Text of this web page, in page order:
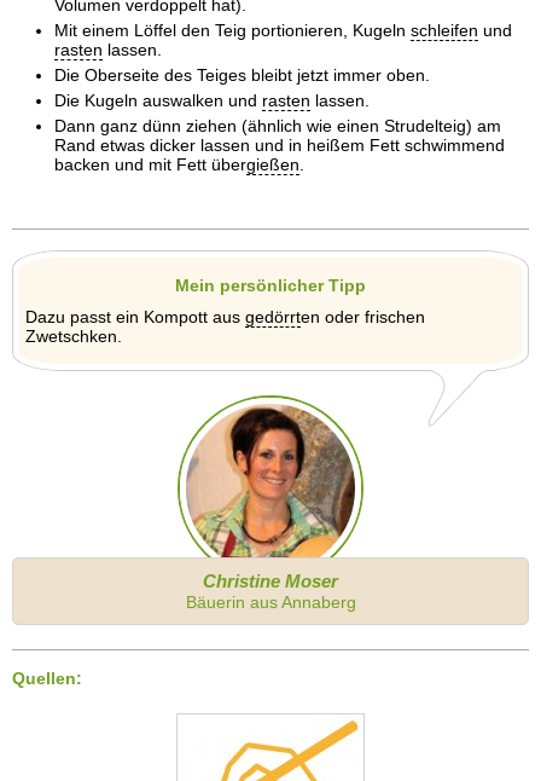
Volumen verdoppelt hat).
Mit einem Löffel den Teig portionieren, Kugeln schleifen und
rasten lassen.
Die Oberseite des Teiges bleibt jetzt immer oben.
Die Kugeln auswalken und rasten lassen.
Dann ganz dünn ziehen (ähnlich wie einen Strudelteig) am
Rand etwas dicker lassen und in heißem Fett schwimmend
backen und mit Fett übergießen
Mein persönlicher Tipp
Dazu passt ein Kompott aus gedörrten oder frischen
Zwetschken.
Christine Moser
Bäuerin aus Annaberg
Quellen: